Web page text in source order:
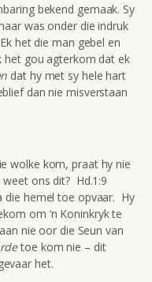
bekend gemaak. Sy
was onder die indruk
het die man gebel en
het gou agterkom dat ek
dat hy met sy hele hart
dan nie misverstaan
wolke kom, praat hy nie
ons dit? Hd.1:9
die hemel toe opvaar. Hy
om ‘n Koninkryk te
nie oor die Seun van
toe kom nie – dit
het.